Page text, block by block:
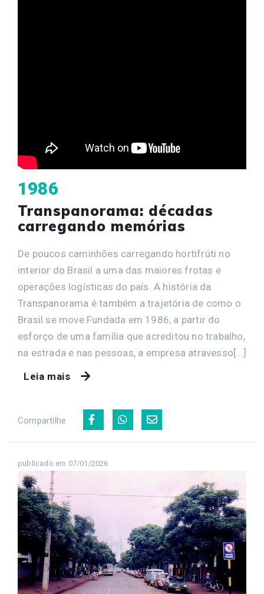
1986
Transpanorama: décadas
carregando memórias
De poucos caminhões carregando hortifrúti no
interior do Brasil a uma das maiores frotas e
operações logísticas do país. A história da
Transpanorama é também a trajetória de como o
Brasil se move.Fundada em 1986, a partir do
esforço de uma família que acreditou no trabalho,
na estrada e nas pessoas, a empresa atravesso[...]
Leia mais
Compartilhe
publicado em 07/01/2026